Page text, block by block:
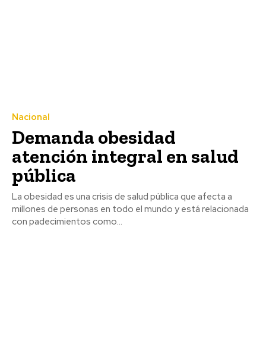
Nacional
Demanda obesidad
atención integral en salud
pública
La obesidad es una crisis de salud pública que afecta a
millones de personas en todo el mundo y está relacionada
con padecimientos como...